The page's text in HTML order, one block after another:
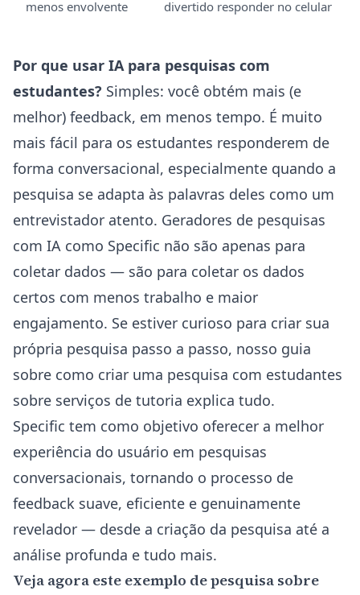
menos envolvente divertido responder no celular
Por que usar IA para pesquisas com
estudantes? Simples: você obtém mais (e
melhor) feedback, em menos tempo. É muito
mais fácil para os estudantes responderem de
forma conversacional, especialmente quando a
pesquisa se adapta às palavras deles como um
entrevistador atento. Geradores de pesquisas
com IA como Specific não são apenas para
coletar dados — são para coletar os dados
certos com menos trabalho e maior
engajamento. Se estiver curioso para criar sua
própria pesquisa passo a passo, nosso guia
sobre como criar uma pesquisa com estudantes
sobre serviços de tutoria explica tudo.
Specific tem como objetivo oferecer a melhor
experiência do usuário em pesquisas
conversacionais, tornando o processo de
feedback suave, eficiente e genuinamente
revelador — desde a criação da pesquisa até a
análise profunda e tudo mais.
Veja agora este exemplo de pesquisa sobre